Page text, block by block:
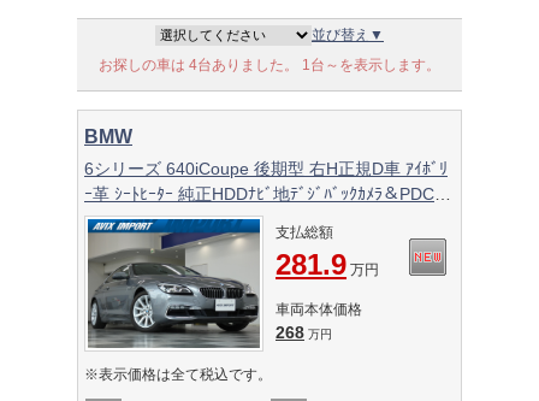
並び替え▼
お探しの車は 4台ありました。 1台～を表示します。
BMW
6シリーズ 640iCoupe 後期型 右H正規D車 ｱｲﾎﾞﾘ
ｰ革 ｼｰﾄﾋｰﾀｰ 純正HDDﾅﾋﾞ地ﾃﾞｼﾞﾊﾞｯｸｶﾒﾗ＆PDC
LCW Dｱｼｽﾄﾌﾟﾗｽ＆ｲﾝﾃﾘｼﾞｪﾝﾄｾｰﾌﾃｨ LEDﾍｯﾄﾞﾗｲﾄ
純正18ｲﾝﾁAW 禁煙
支払総額
281.9 万円
車両本体価格
268 万円
※表示価格は全て税込です。